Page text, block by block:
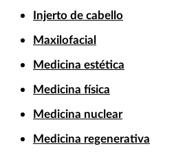
Injerto de cabello
Maxilofacial
Medicina estética
Medicina física
Medicina nuclear
Medicina regenerativa